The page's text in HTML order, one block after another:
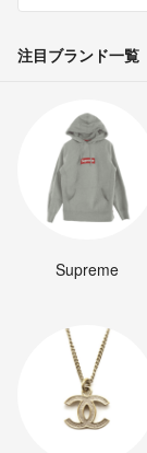
注目ブランド一覧
Supreme